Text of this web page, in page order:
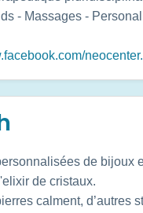
- Massages -
de bijoux
de cristaux.
calment, d’autres